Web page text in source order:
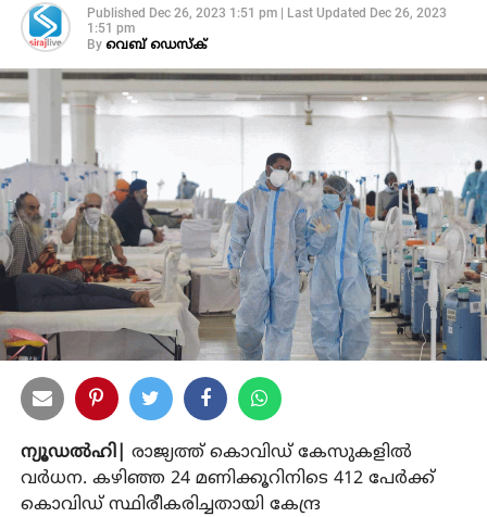
Published Dec 26, 2023 1:51 pm| Last Updated Dec 26, 2023
1:51 pm
By വെബ് ഡെസ്‌ക്
ന്യൂഡല്‍ഹി|
രാജ്യത്ത് കൊവിഡ് കേസുകളില്‍
വര്‍ധന. കഴിഞ്ഞ 24 മണിക്കൂറിനിടെ 412 പേര്‍ക്ക്
കൊവിഡ് സ്ഥിരീകരിച്ചതായി കേന്ദ്ര